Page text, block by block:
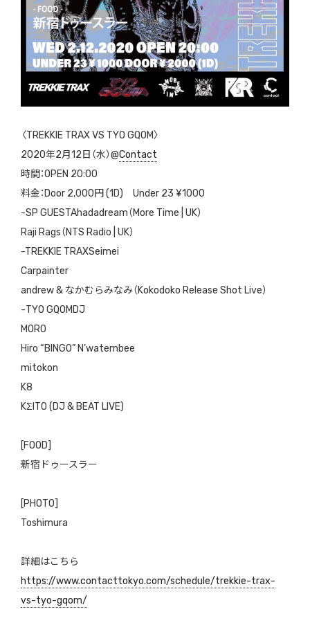
〈TREKKIE TRAX VS TYO GQOM〉
2020年2月12日（水）@Contact
時間：OPEN 20:00
料金：Door 2,000円 (1D) Under 23 ¥1000
-SP GUESTAhadadream（More Time | UK）
Raji Rags（NTS Radio | UK）
-TREKKIE TRAXSeimei
Carpainter
andrew & なかむらみなみ（Kokodoko Release Shot Live）
-TYO GQOMDJ
MORO
Hiro “BINGO” N’waternbee
mitokon
K8
KΣITO (DJ & BEAT LIVE)
[FOOD]
新宿ドゥースラー
[PHOTO]
Toshimura
詳細はこちら
https://www.contacttokyo.com/schedule/trekkie-trax-
vs-tyo-gqom/